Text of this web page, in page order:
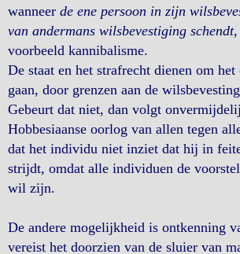
wanneer de ene persoon in zijn
van andermans wilsbevestiging schendt,
voorbeeld kannibalisme.
De staat en het strafrecht dienen om het
gaan, door grenzen aan de
Gebeurt dat niet, dan volgt
Hobbesiaanse oorlog van allen tegen
dat het individu niet inziet dat hij in
strijdt, omdat alle individuen de
wil zijn.
De andere mogelijkheid is ontkenning
vereist het doorzien van de sluier van